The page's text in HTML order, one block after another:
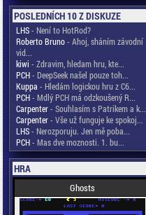
POSLEDNÍCH 10 Z DISKUZE
LHS- Není to HotRod?
Roberto Bruno- Ahoj, sháním závodní
vid...
kiwi - Zdravim, hledam hru, kte...
PCH- DeepSeek našel pouze toh...
Kuppa - Hledám logickou hru z C6...
PCH- Mdlý PCH má odzkoušený R...
Carpenter- Souhlasím s Patrikem a k...
Carpenter- Vše už funguje ke spokoj...
LHS- Nerozporuju. Jen mě poba...
PCH- Mas dve moznosti. 1. bu...
HRA
Ghosts